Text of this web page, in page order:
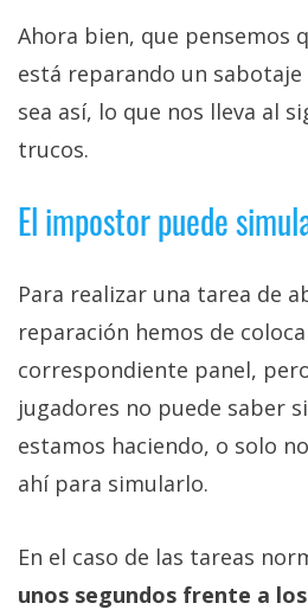
Ahora bien, que pensemos
está reparando un
sea así, lo que nos lleva al
trucos.
El impostor puede
Para realizar una tarea de
reparación hemos de
correspondiente panel,
jugadores no puede saber
estamos haciendo, o solo
ahí para simularlo.
En el caso de las tareas
unos segundos frente a